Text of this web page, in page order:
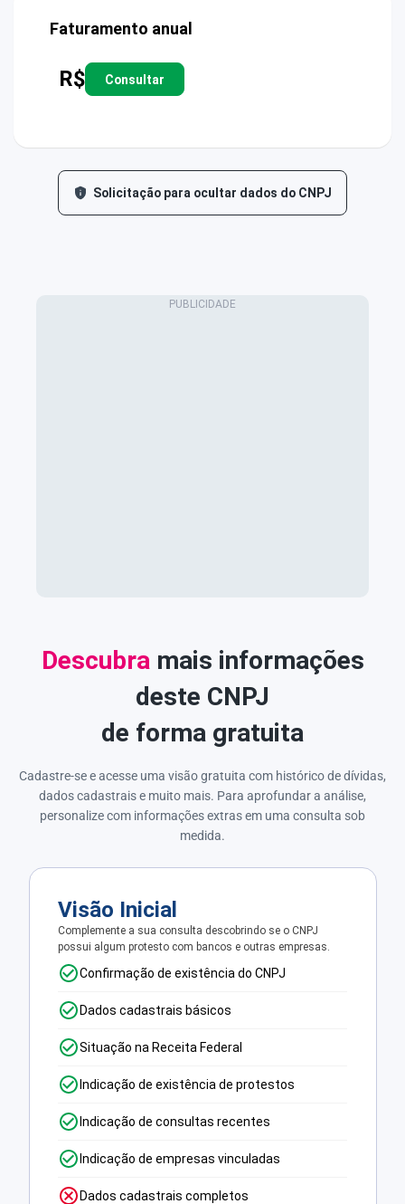
Faturamento anual
R$ Consultar
Solicitação para ocultar dados do CNPJ
Descubramais informações
deste CNPJ
de forma gratuita
Cadastre-se e acesse uma visão gratuita com histórico de dívidas,
dados cadastrais e muito mais. Para aprofundar a análise,
personalize com informações extras em uma consulta sob
medida.
Visão Inicial
Complemente a sua consulta descobrindo se o CNPJ
possui algum protesto com bancos e outras empresas.
Confirmação de existência do CNPJ
Dados cadastrais básicos
Situação na Receita Federal
Indicação de existência de protestos
Indicação de consultas recentes
Indicação de empresas vinculadas
Dados cadastrais completos